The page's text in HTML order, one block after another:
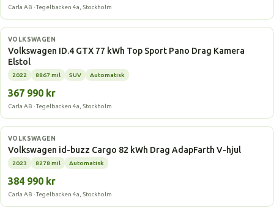
Carla AB · Tegelbacken 4a, Stockholm
Elbil
VOLKSWAGEN
Volkswagen ID.4 GTX 77 kWh Top Sport Pano Drag Kamera
Elstol
2022 8867 mil SUV Automatisk
367 990 kr
Carla AB · Tegelbacken 4a, Stockholm
Elbil
VOLKSWAGEN
Volkswagen id-buzz Cargo 82 kWh Drag AdapFarth V-hjul
2023 8278 mil Automatisk
384 990 kr
Carla AB · Tegelbacken 4a, Stockholm